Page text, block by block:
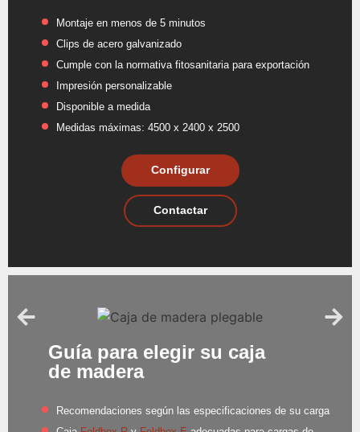
Montaje en menos de 5 minutos
Clips de acero galvanizado
Cumple con la normativa fitosanitaria para exportación
Impresión personalizable
Disponible a medida
Medidas máximas: 4500 x 2400 x 2500
Configurar
Contactar
Guía para elegir su caja
de madera
Recomendaciones según las especificaciones de su carga